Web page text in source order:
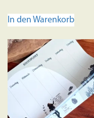
In den Warenkorb